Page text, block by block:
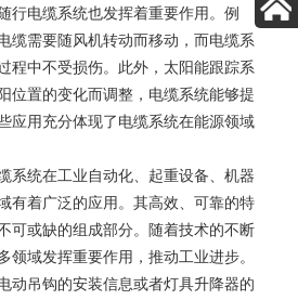
行电缆系统也发挥着重要作用。例
缆需要随风机转动而移动，而电缆系
程中不受损伤。此外，太阳能跟踪系
位置的变化而调整，电缆系统能够提
应用充分体现了电缆系统在能源领域
系统在工业自动化、起重设备、机器
有着广泛的应用。其高效、可靠的特
可或缺的组成部分。随着技术的不断
领域发挥重要作用，推动工业进步。
动吊钩的安装信息或者灯具升降器的